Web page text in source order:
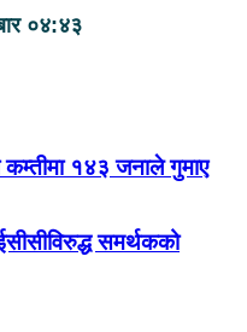
०४:४३
१४३ जनाले गुमाए
समर्थकको